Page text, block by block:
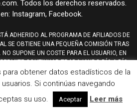
Todos los derechos reservados.
Instagram, Facebook.
ADHERIDO AL PROGRAMA DE AFILIADOS DE
SE OBTIENE UNA PEQUEÑA COMISIÓN TRAS
SUPONE UN COSTE PARA EL USUARIO, EN
CONTINUAR TRABAJANDO DÍA A DÍA
EL SITIO WEB.
DE AMAZON SON MARCAS REGISTRADAS DE
Legal, Política de Privacidad Cookies
para obtener datos estadísticos de la
Si continúas navegando
su uso.
Aceptar Leer más